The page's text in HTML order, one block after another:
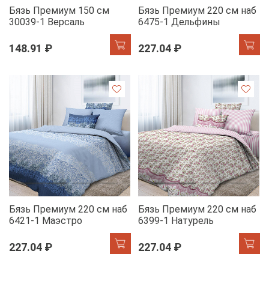
Бязь Премиум 150 см
30039-1 Версаль
148.91 ₽
Бязь Премиум 220 см наб
6475-1 Дельфины
227.04 ₽
Бязь Премиум 220 см наб
6421-1 Маэстро
227.04 ₽
Бязь Премиум 220 см наб
6399-1 Натурель
227.04 ₽